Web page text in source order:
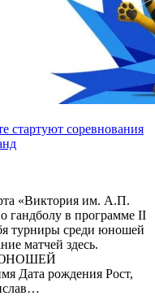
стартуют соревнования
«Виктория им. А.П.
гандболу в программе II
турниры среди юношей
матчей здесь.
Дата рождения Рост,